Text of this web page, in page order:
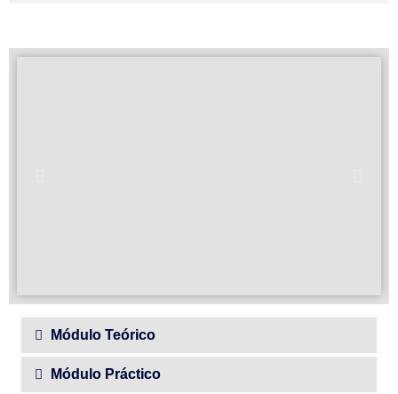
Módulo Teórico
Módulo Práctico